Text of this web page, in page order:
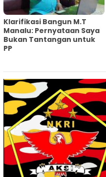
Klarifikasi Bangun M.T
Manalu: Pernyataan Saya
Bukan Tantangan untuk
PP